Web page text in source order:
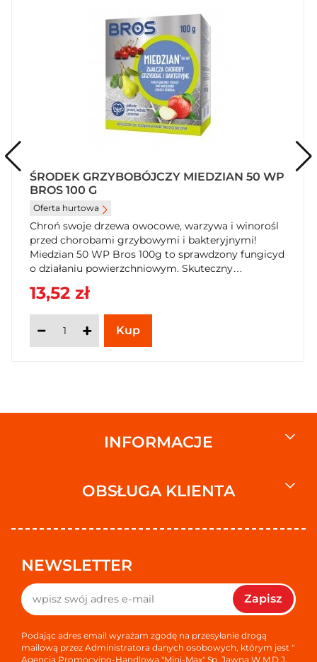
ŚRODEK GRZYBOBÓJCZY MIEDZIAN 50 WP
BROS 100 G
Oferta hurtowa
Chroń swoje drzewa owocowe, warzywa i winorośl
przed chorobami grzybowymi i bakteryjnymi!
Miedzian 50 WP Bros 100g to sprawdzony fungicyd
o działaniu powierzchniowym. Skuteczny
ekologicznym. Zamów w SzybkiKoszyk.pl i zadbaj o
13,52 zł
INFORMACJE
OBSŁUGA KLIENTA
NEWSLETTER
Zapisz
Podając adres email wyrażam zgodę na przesyłanie drogą
mailową przez Administratora danych osobowych, którym jest "
Agencja Promocyjno-Handlowa "Mini-Max" Sp. Jawna W.M.D.J.